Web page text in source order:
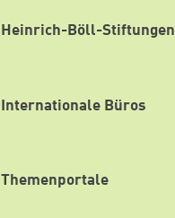
Heinrich-Böll-Stiftungen
Internationale Büros
Themenportale